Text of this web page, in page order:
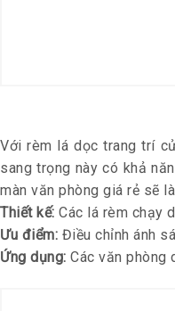
Với rèm lá dọc trang trí
sang trọng này có khả
màn văn phòng giá rẻ sẽ
Thiết kế: Các lá rèm chạy
Ưu điểm: Điều chỉnh ánh
Ứng dụng: Các văn phòng